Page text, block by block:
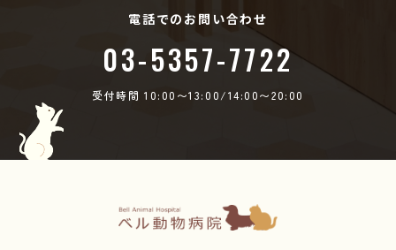
電話でのお問い合わせ
03-5357-7722
受付時間 10:00〜13:00/14:00〜20:00